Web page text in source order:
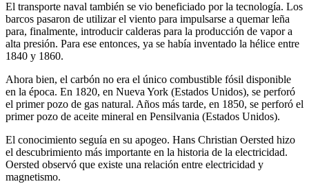
El transporte naval también se vio beneficiado por la tecnología. Los
barcos pasaron de utilizar el viento para impulsarse a quemar leña
para, finalmente, introducir calderas para la producción de vapor a
alta presión. Para ese entonces, ya se había inventado la hélice entre
1840 y 1860.
Ahora bien, el carbón no era el único combustible fósil disponible
en la época. En 1820, en Nueva York (Estados Unidos), se perforó
el primer pozo de gas natural. Años más tarde, en 1850, se perforó el
primer pozo de aceite mineral en Pensilvania (Estados Unidos).
El conocimiento seguía en su apogeo. Hans Christian Oersted hizo
el descubrimiento más importante en la historia de la electricidad.
Oersted observó que existe una relación entre electricidad y
magnetismo.